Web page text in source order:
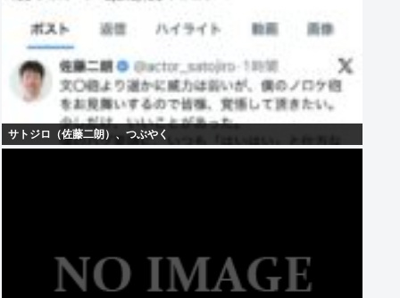
サトジロ（佐藤二朗）、つぶやく